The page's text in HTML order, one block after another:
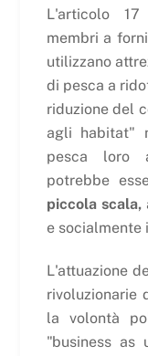
L'articolo
membri a
utilizzano
di pesca a
riduzione del
agli habitat"
pesca loro
potrebbe
piccola scala,
e socialmente
L'attuazione
rivoluzionarie
la volontà
"business as